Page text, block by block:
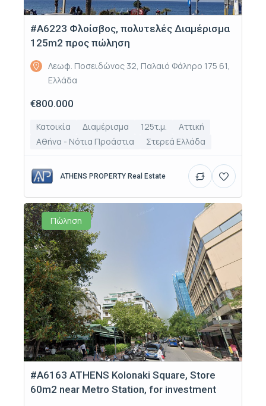
#Α6223 Φλοίσβος, πολυτελές Διαμέρισμα
125m2 προς πώληση
Λεωφ. Ποσειδώνος 32, Παλαιό Φάληρο 175 61,
Ελλάδα
€800.000
Κατοικία Διαμέρισμα 125τ.μ.
Αττική
Αθήνα - Νότια Προάστια
Στερεά Ελλάδα
ATHENS PROPERTY Real Estate
Πώληση
#Α6163 ATHENS Kolonaki Square, Store
60m2 near Metro Station, for investment